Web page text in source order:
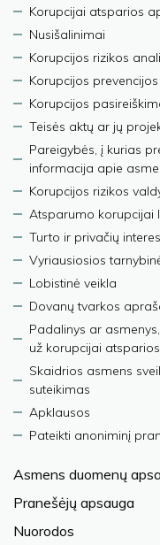
Korupcijai atsparios
Nusišalinimai
Korupcijos rizikos
Korupcijos
Korupcijos
Teisės aktų ar jų
Pareigybės, į kurias
informacija apie
Korupcijos rizikos
Atsparumo korupcijai
Turto ir privačių
Vyriausiosios
Lobistinė veikla
Dovanų tvarkos
Padalinys ar
už korupcijai
Skaidrios asmens
suteikimas
Apklausos
Pateikti anoniminį
Asmens duomenų
Pranešėjų apsauga
Nuorodos